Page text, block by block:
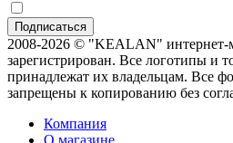
2008-2026 © "KEALAN" интернет-
зарегистрирован. Все логотипы и
принадлежат их владельцам. Все
запрещены к копированию без
Компания